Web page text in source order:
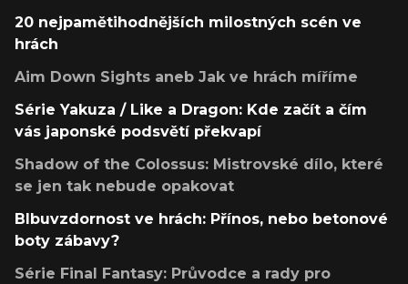
20 nejpamětihodnějších milostných scén ve
hrách
Aim Down Sights aneb Jak ve hrách míříme
Série Yakuza / Like a Dragon: Kde začít a čím
vás japonské podsvětí překvapí
Shadow of the Colossus: Mistrovské dílo, které
se jen tak nebude opakovat
Blbuvzdornost ve hrách: Přínos, nebo betonové
boty zábavy?
Série Final Fantasy: Průvodce a rady pro